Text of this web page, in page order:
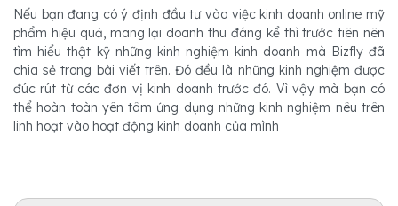
Nếu bạn đang có ý định đầu tư vào việc kinh doanh online mỹ
phẩm hiệu quả, mang lại doanh thu đáng kể thì trước tiên nên
tìm hiểu thật kỹ những kinh nghiệm kinh doanh mà Bizfly đã
chia sẻ trong bài viết trên. Đó đều là những kinh nghiệm được
đúc rút từ các đơn vị kinh doanh trước đó. Vì vậy mà bạn có
thể hoàn toàn yên tâm ứng dụng những kinh nghiệm nêu trên
linh hoạt vào hoạt động kinh doanh của mình